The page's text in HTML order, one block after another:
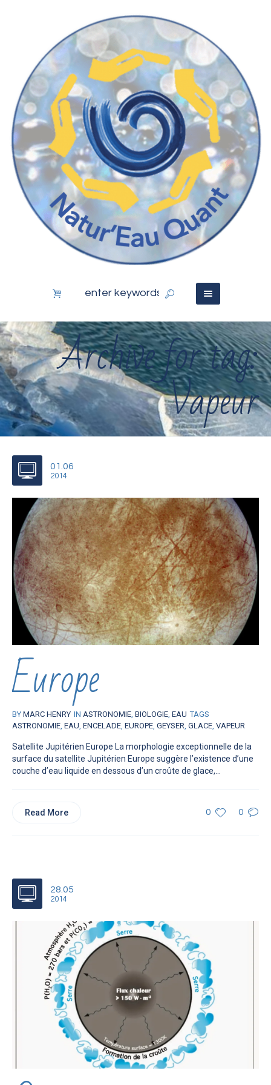
Archive for tag:
Vapeur
01.06
2014
Europe
BY MARC HENRY IN ASTRONOMIE, BIOLOGIE, EAU TAGS
ASTRONOMIE, EAU, ENCELADE, EUROPE, GEYSER, GLACE, VAPEUR
Satellite Jupitérien Europe La morphologie exceptionnelle de la
surface du satellite Jupitérien Europe suggère l’existence d’une
couche d’eau liquide en dessous d’un croûte de glace,...
0 0
Read More
28.05
2014